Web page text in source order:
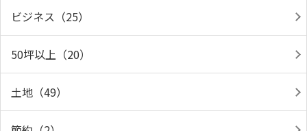
ビジネス（25）
50坪以上（20）
土地（49）